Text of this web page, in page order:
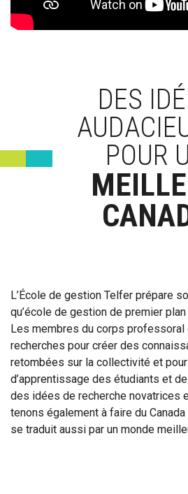
DES
POUR
L’École de gestion Telfer prépare
qu’école de gestion de premier
Les membres du corps professoral
recherches pour créer des
retombées sur la collectivité et
d’apprentissage des étudiants et
des idées de recherche novatrices
tenons également à faire du
se traduit aussi par un monde